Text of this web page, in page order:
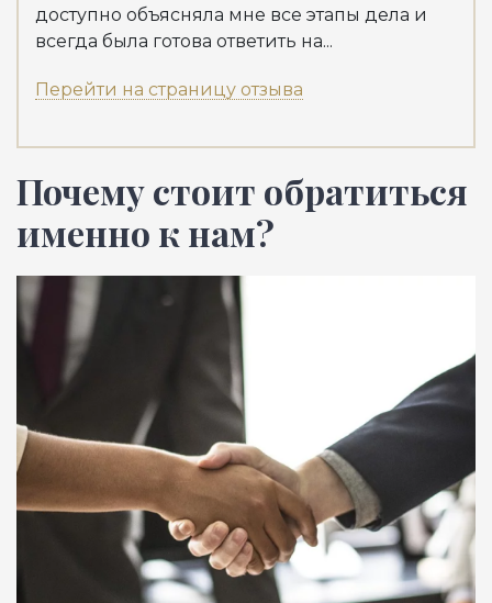
доступно объясняла мне все этапы дела и
всегда была готова ответить на...
Перейти на страницу отзыва
Почему стоит обратиться
именно к нам?